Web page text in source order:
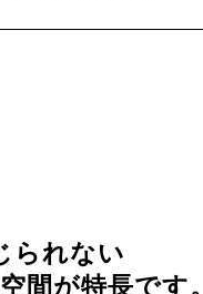
られない
間が特長です。